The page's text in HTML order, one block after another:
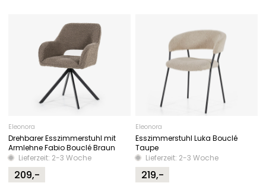
Eleonora
Drehbarer Esszimmerstuhl mit
Armlehne Fabio Bouclé Braun
Lieferzeit: 2-3 Woche
209,-
Eleonora
Esszimmerstuhl Luka Bouclé
Taupe
Lieferzeit: 2-3 Woche
219,-